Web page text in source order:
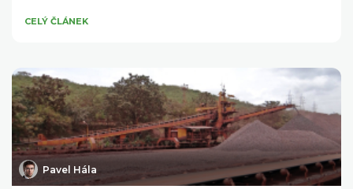
CELÝ ČLÁNEK
Pavel Hála